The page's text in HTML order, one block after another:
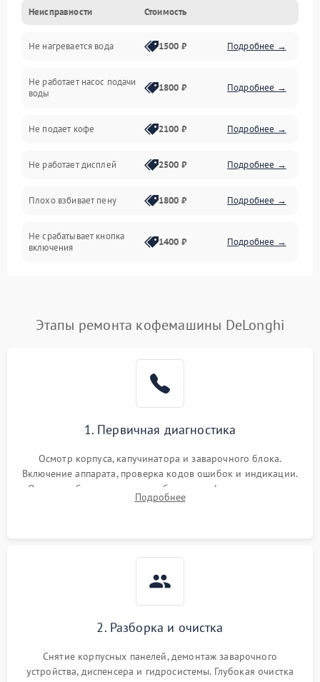
Прочие неисправности
Включение и работа
Проблемы с водой
Проблемы с капучинатором и паром
Управление и электроника
Программное обеспечение
Неисправности Стоимость
Не нагревается вода 1500 ₽ Подробнее →
Не работает насос подачи
воды
1800 ₽ Подробнее →
Не подает кофе 2100 ₽ Подробнее →
Не работает дисплей 2500 ₽ Подробнее →
Плохо взбивает пену 1800 ₽ Подробнее →
Не срабатывает кнопка
включения
1400 ₽ Подробнее →
Постоянные сбои в работе Подробнее →
Этапы ремонта кофемашины DeLonghi
1. Первичная диагностика
Осмотр корпуса, капучинатора и заварочного блока.
Включение аппарата, проверка кодов ошибок и индикации.
Оценка работы помпы, термоблока и кофемолки на слух.
Измерение температуры и давления воды для выявления
Подробнее
2. Разборка и очистка
Снятие корпусных панелей, демонтаж заварочного
устройства, диспенсера и гидросистемы. Глубокая очистка